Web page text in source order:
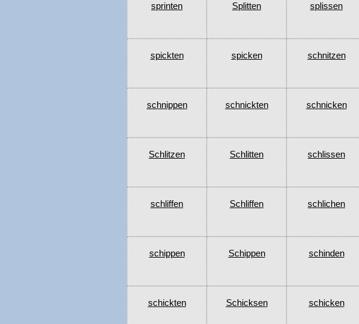
sprinten Splitten splissen
spickten spicken schnitzen
schnippen schnickten schnicken
Schlitzen Schlitten schlissen
schliffen Schliffen schlichen
schippen Schippen schinden
schickten Schicksen schicken